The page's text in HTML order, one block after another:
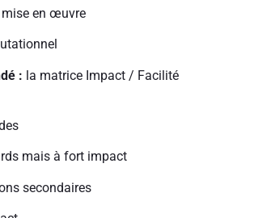
mise en œuvre
: la matrice Impact / Facilité
mais à fort impact
secondaires